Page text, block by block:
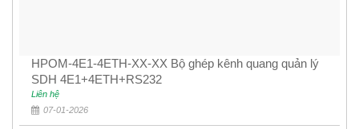
HPOM-4E1-4ETH-XX-XX Bộ ghép kênh quang quản lý
SDH 4E1+4ETH+RS232
Liên hệ
07-01-2026